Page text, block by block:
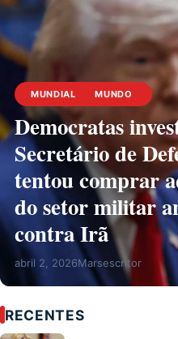
MUNDIAL MUNDO
Democratas
Secretário de
tentou comprar
do setor militar
contra Irã
abril 2, 2026Marsescritor
RECENTES